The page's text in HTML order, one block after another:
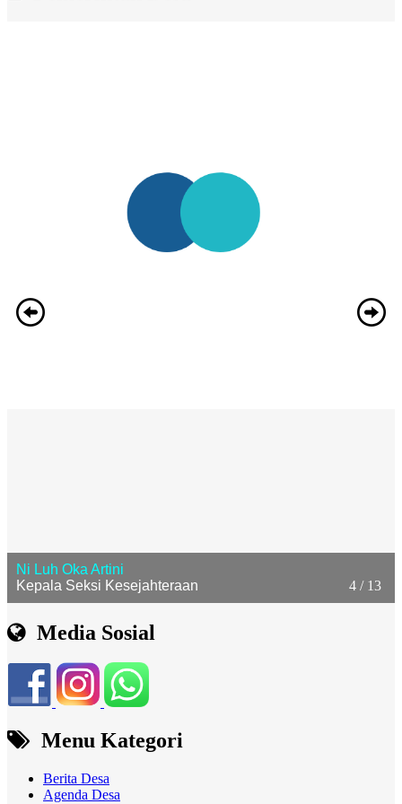
4 / 13
Ni Luh Oka Artini
Kepala Seksi Kesejahteraan
Media Sosial
Menu Kategori
Berita Desa
Agenda Desa